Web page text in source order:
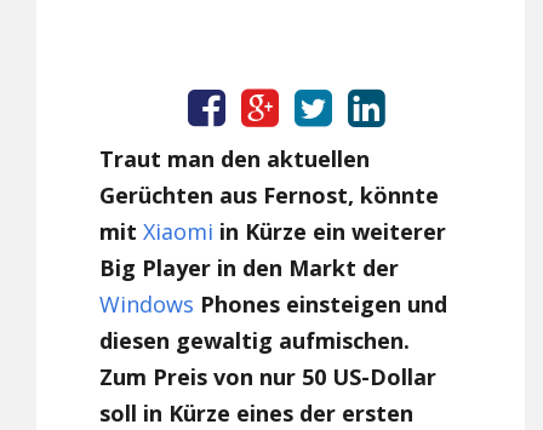
Traut man den aktuellen
Gerüchten aus Fernost, könnte
mitXiaomi in Kürze ein weiterer
Big Player in den Markt der
Windows Phones einsteigen und
diesen gewaltig aufmischen.
Zum Preis von nur 50 US-Dollar
soll in Kürze eines der ersten